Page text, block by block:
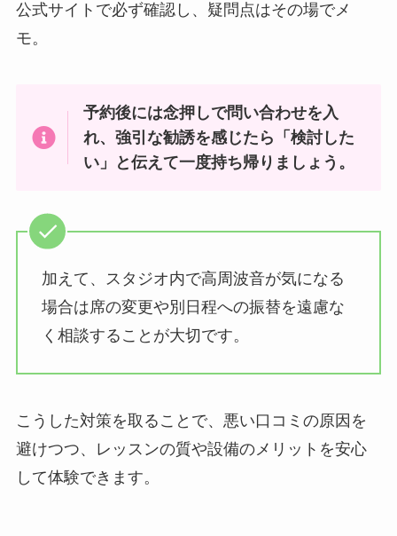
公式サイトで必ず確認し、疑問点はその場でメ
モ。
予約後には念押しで問い合わせを入
れ、強引な勧誘を感じたら「検討した
い」と伝えて一度持ち帰りましょう。
加えて、スタジオ内で高周波音が気になる
場合は席の変更や別日程への振替を遠慮な
く相談することが大切です。
こうした対策を取ることで、悪い口コミの原因を
避けつつ、レッスンの質や設備のメリットを安心
して体験できます。